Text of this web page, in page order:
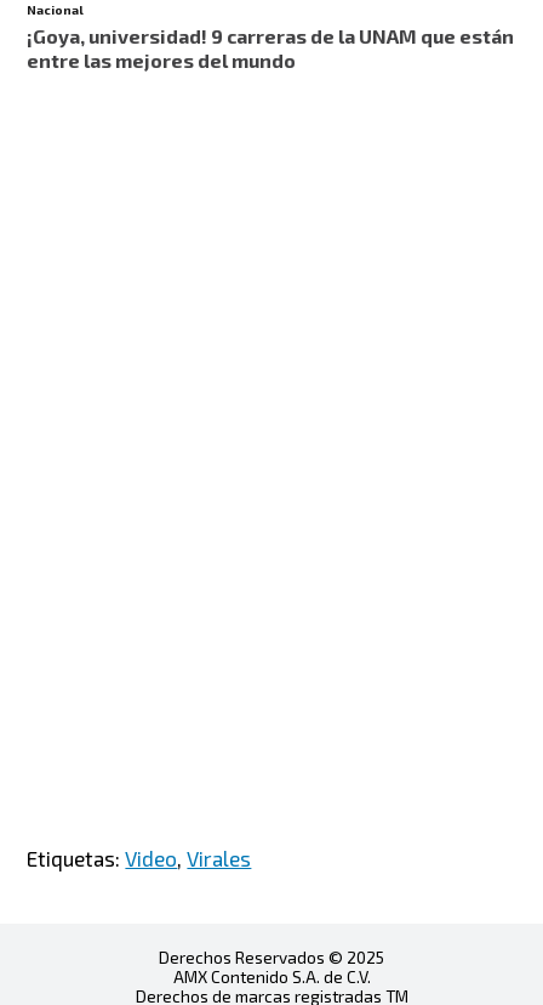
Nacional
¡Goya, universidad! 9 carreras de la UNAM que están
entre las mejores del mundo
Etiquetas:Video,Virales
Derechos Reservados © 2025
AMX Contenido S.A. de C.V.
Derechos de marcas registradas TM